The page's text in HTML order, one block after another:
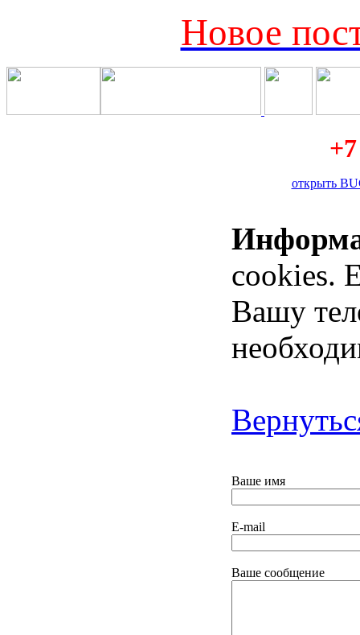
Новое
открыть
cookies.
Вашу
Ваше имя
E-mail
Ваше сообщение